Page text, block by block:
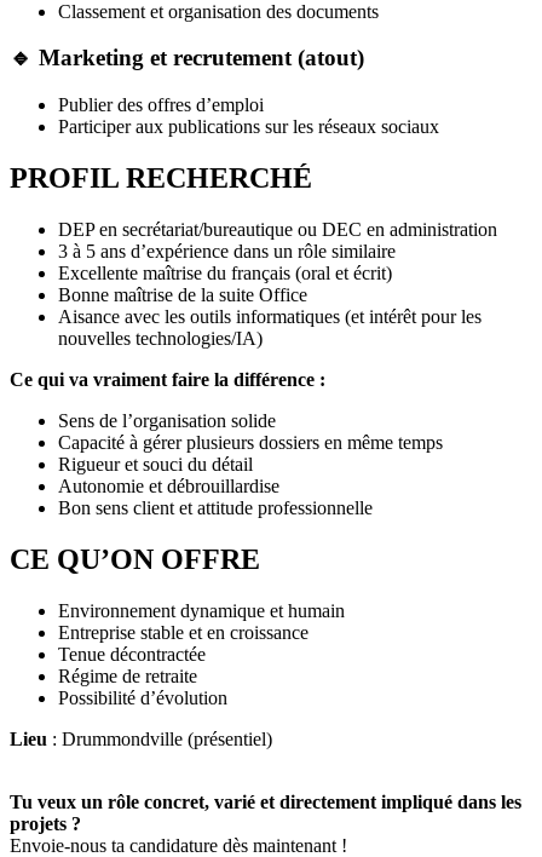
Classement et organisation des documents
🔹 Marketing et recrutement (atout)
Publier des offres d’emploi
Participer aux publications sur les réseaux sociaux
PROFIL RECHERCHÉ
DEP en secrétariat/bureautique ou DEC en administration
3 à 5 ans d’expérience dans un rôle similaire
Excellente maîtrise du français (oral et écrit)
Bonne maîtrise de la suite Office
Aisance avec les outils informatiques (et intérêt pour les
nouvelles technologies/IA)
Ce qui va vraiment faire la différence :
Sens de l’organisation solide
Capacité à gérer plusieurs dossiers en même temps
Rigueur et souci du détail
Autonomie et débrouillardise
Bon sens client et attitude professionnelle
CE QU’ON OFFRE
Environnement dynamique et humain
Entreprise stable et en croissance
Tenue décontractée
Régime de retraite
Possibilité d’évolution
Lieu : Drummondville (présentiel)
Tu veux un rôle concret, varié et directement impliqué dans les
projets ?
Envoie-nous ta candidature dès maintenant !